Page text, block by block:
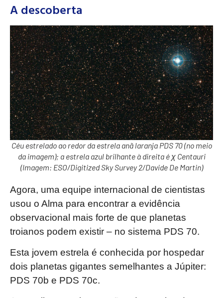
A descoberta
Céu estrelado ao redor da estrela anã laranja PDS 70 (no meio
da imagem); a estrela azul brilhante à direita é χ Centauri
(Imagem: ESO/Digitized Sky Survey 2/Davide De Martin)
Agora, uma equipe internacional de cientistas
usou o Alma para encontrar a evidência
observacional mais forte de que planetas
troianos podem existir – no sistema PDS 70.
Esta jovem estrela é conhecida por hospedar
dois planetas gigantes semelhantes a Júpiter:
PDS 70b e PDS 70c.